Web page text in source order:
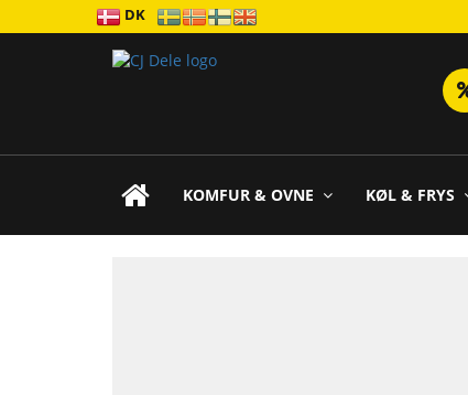
DK
KOMFUR & OVNE KØL & FRYS